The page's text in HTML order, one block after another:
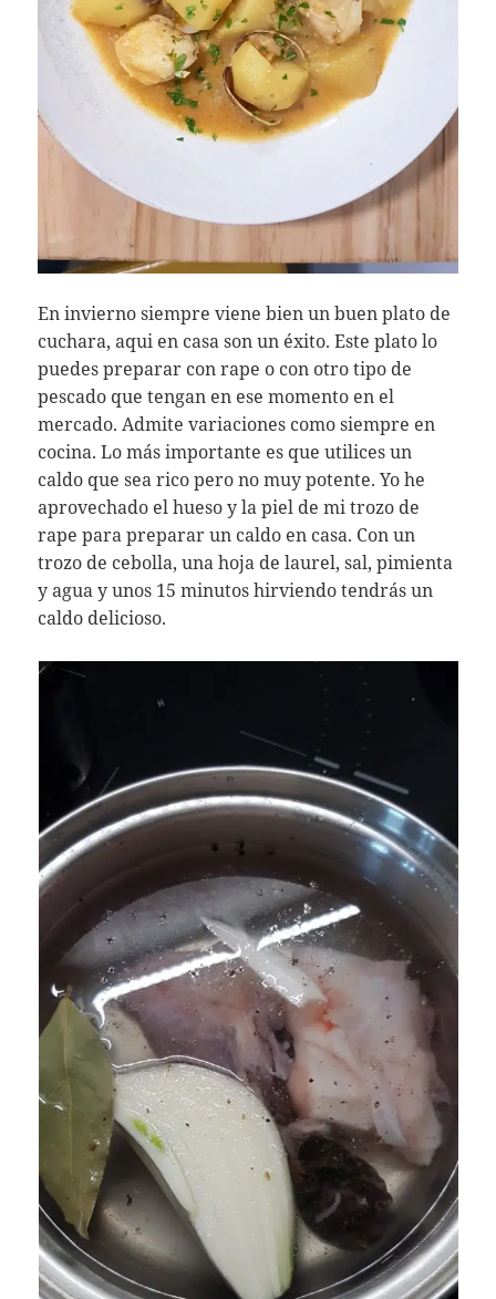
En invierno siempre viene bien un buen plato de
cuchara, aqui en casa son un éxito. Este plato lo
puedes preparar con rape o con otro tipo de
pescado que tengan en ese momento en el
mercado. Admite variaciones como siempre en
cocina. Lo más importante es que utilices un
caldo que sea rico pero no muy potente. Yo he
aprovechado el hueso y la piel de mi trozo de
rape para preparar un caldo en casa. Con un
trozo de cebolla, una hoja de laurel, sal, pimienta
y agua y unos 15 minutos hirviendo tendrás un
caldo delicioso.